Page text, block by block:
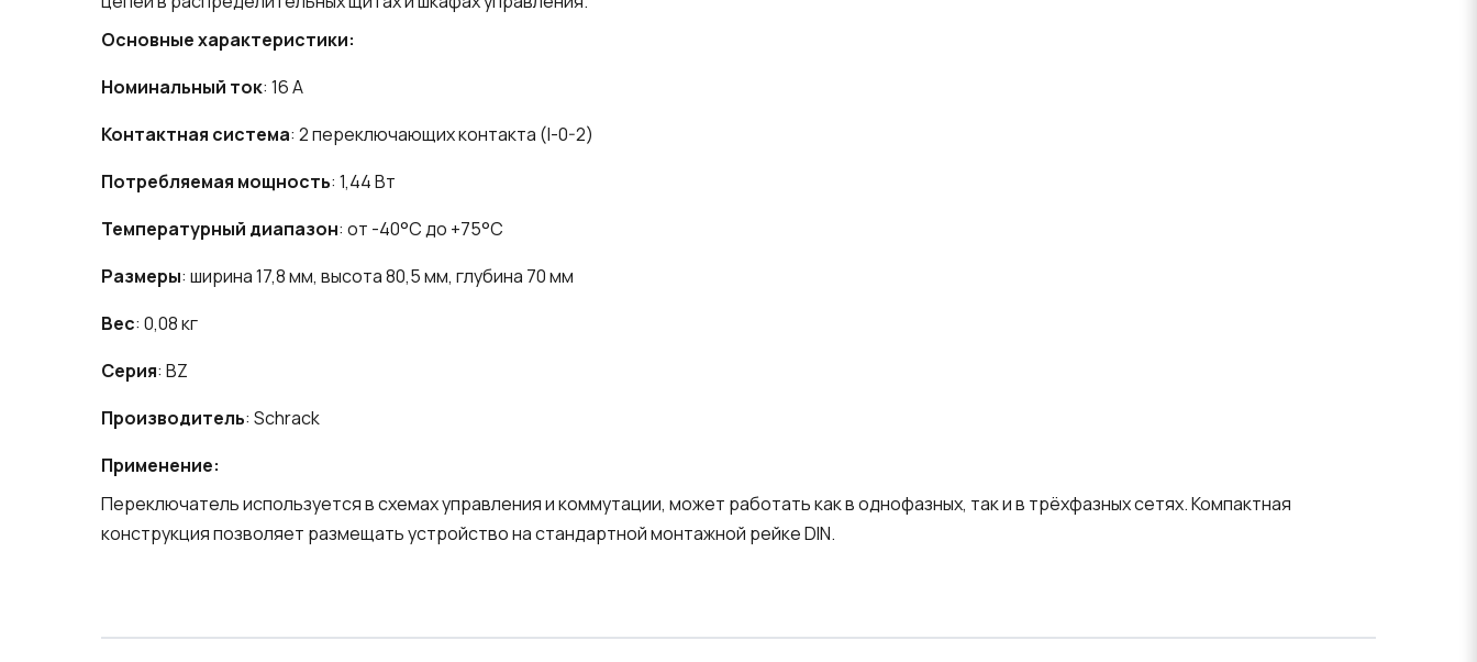
Основные характеристики:
Номинальный ток: 16 А
Контактная система: 2 переключающих контакта (I-0-2)
Потребляемая мощность: 1,44 Вт
Температурный диапазон: от -40°C до +75°C
Размеры: ширина 17,8 мм, высота 80,5 мм, глубина 70 мм
Вес: 0,08 кг
Серия: BZ
Производитель: Schrack
Применение:
Переключатель используется в схемах управления и коммутации, может работать как в однофазных, так и в трёхфазных сетях. Компактная
конструкция позволяет размещать устройство на стандартной монтажной рейке DIN.